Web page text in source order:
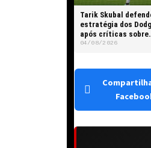
Tarik Skubal
estratégia dos
após críticas sobre
hegemonia da
04/08/2026